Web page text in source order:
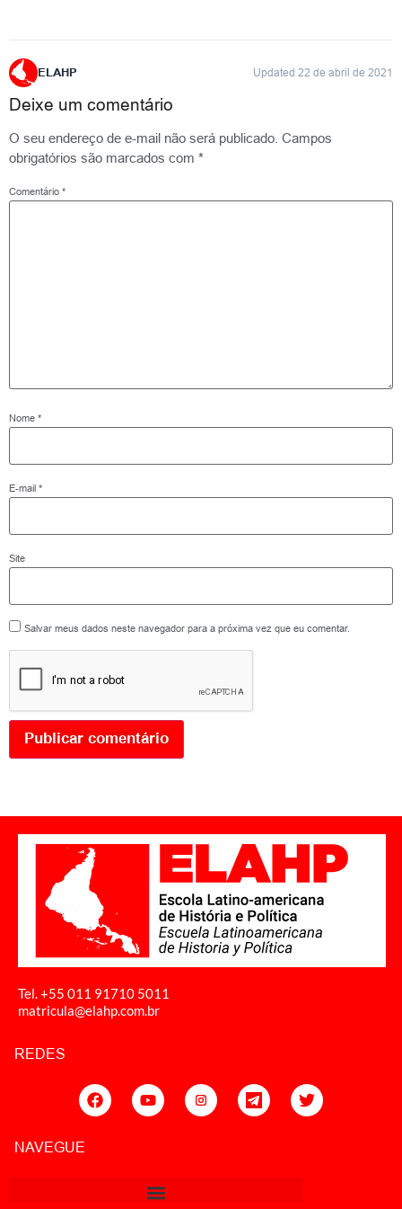
ELAHP Updated 22 de abril de 2021
Deixe um comentário
O seu endereço de e-mail não será publicado. Campos
obrigatórios são marcados com *
Comentário *
Nome *
E-mail *
Site
Salvar meus dados neste navegador para a próxima vez que eu comentar.
Tel. +55 011 91710 5011
matricula@elahp.com.br
REDES
NAVEGUE